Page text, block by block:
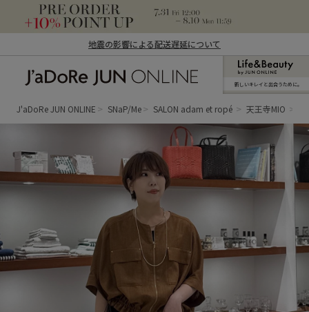
地震の影響による配送遅延について
ン オンライン）
新しいキレイと出合うために。
J'aDoRe JUN ONLINE SNaP/Me SALON adam et ropé 天王寺MIO